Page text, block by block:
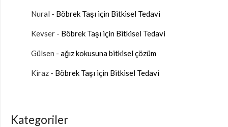
Nural - Böbrek Taşı için Bitkisel Tedavi
Kevser - Böbrek Taşı için Bitkisel Tedavi
Gülsen - ağız kokusuna bitkisel çözüm
Kiraz - Böbrek Taşı için Bitkisel Tedavi
Kategoriler